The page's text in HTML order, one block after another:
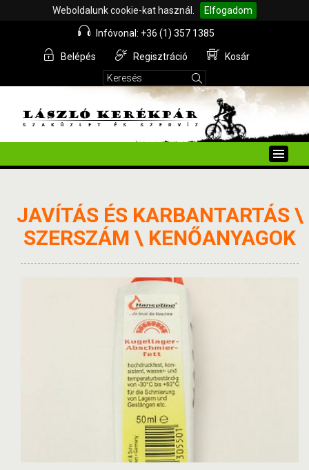
Weboldalunk cookie-kat használ. Elfogadom
Infóvonal: +36 (1) 357 1385
Belépés Regisztráció Kosár
Toggle
JAVÍTÁS ÉS KARBANTARTÁS \
SZERSZÁM \ KENŐANYAGOK